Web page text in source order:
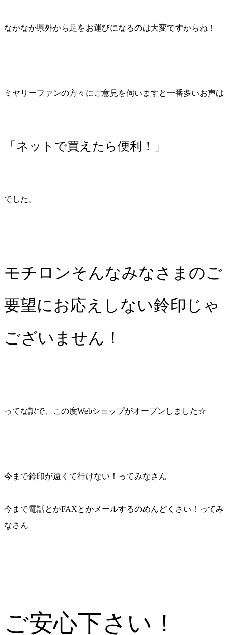
なかなか県外から足をお運びになるのは大変ですからね！
ミヤリーファンの方々にご意見を伺いますと一番多いお声は
「ネットで買えたら便利！」
でした。
モチロンそんなみなさまのご
要望にお応えしない鈴印じゃ
ございません！
ってな訳で、この度Webショップがオープンしました☆
今まで鈴印が遠くて行けない！ってみなさん
今まで電話とかFAXとかメールするのめんどくさい！ってみ
なさん
ご安心下さい！